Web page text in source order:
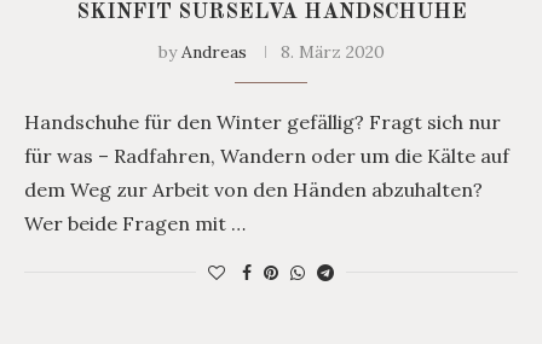
SKINFIT SURSELVA HANDSCHUHE
byAndreas 8. März 2020
Handschuhe für den Winter gefällig? Fragt sich nur
für was – Radfahren, Wandern oder um die Kälte auf
dem Weg zur Arbeit von den Händen abzuhalten?
Wer beide Fragen mit …